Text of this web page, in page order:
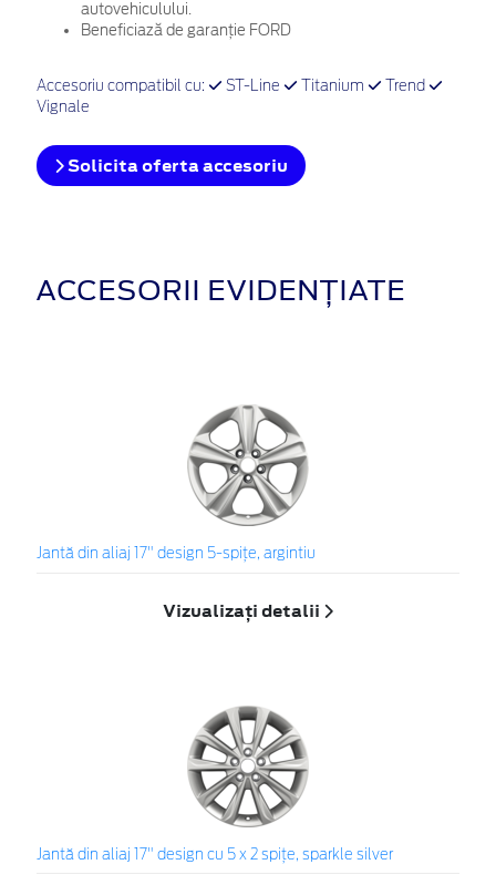
autovehiculului.
Beneficiază de garanție FORD
Accesoriu compatibil cu: ST-Line Titanium
Trend
Vignale
Solicita oferta accesoriu
ACCESORII EVIDENȚIATE
Jantă din aliaj 17" design 5-spiţe, argintiu
Vizualizați detalii
Jantă din aliaj 17" design cu 5 x 2 spiţe, sparkle silver